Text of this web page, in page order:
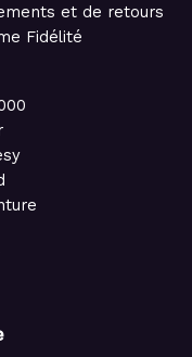
et de retours
Fidélité